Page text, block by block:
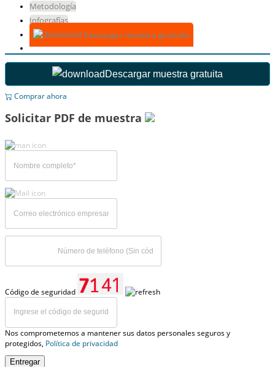
Metodología
Infografías
Descargar muestra gratuita
Descargar muestra gratuita
Comprar ahora
Solicitar PDF de muestra
Código de seguridad
Nos comprometemos a mantener sus datos personales seguros y
protegidos, Política de privacidad
Entregar